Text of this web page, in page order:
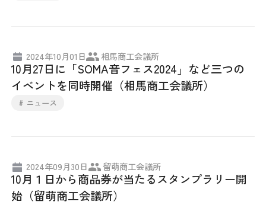
採用情報
2024年10月01日 相馬商工会議所
10月27日に「SOMA音フェス2024」など三つの
イベントを同時開催（相馬商工会議所）
# ニュース
2024年09月30日 留萌商工会議所
10月１日から商品券が当たるスタンプラリー開
始（留萌商工会議所）